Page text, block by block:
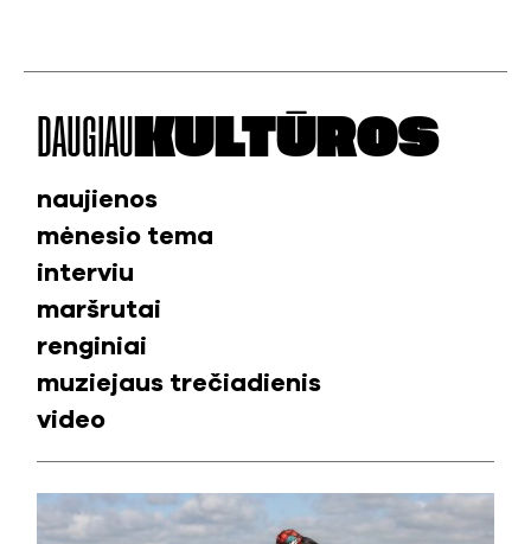
DAUGIAU KULTŪROS
naujienos
mėnesio tema
interviu
maršrutai
renginiai
muziejaus trečiadienis
video